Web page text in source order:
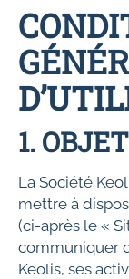
1. OBJET
La Société
mettre à
(ci-après le «
communiquer
Keolis, ses